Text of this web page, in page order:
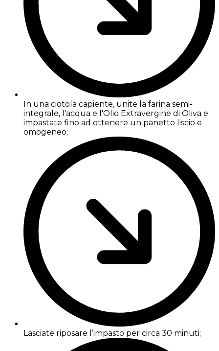
In una ciotola capiente, unite la farina semi-
integrale, l'acqua e l'Olio Extravergine di Oliva e
impastate fino ad ottenere un panetto liscio e
omogeneo;
Lasciate riposare l’impasto per circa 30 minuti;